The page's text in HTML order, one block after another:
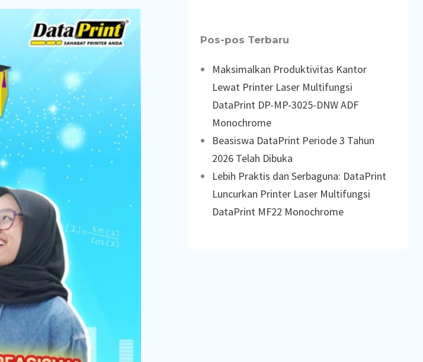
Pos-pos Terbaru
Maksimalkan Produktivitas Kantor
Lewat Printer Laser Multifungsi
DataPrint DP-MP-3025-DNW ADF
Monochrome
Beasiswa DataPrint Periode 3 Tahun
2026 Telah Dibuka
Lebih Praktis dan Serbaguna: DataPrint
Luncurkan Printer Laser Multifungsi
DataPrint MF22 Monochrome